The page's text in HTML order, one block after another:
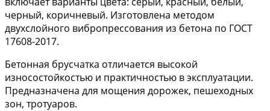
черный, коричневый. Изготовлена методом
двухслойного вибропрессования из бетона по ГОСТ
17608-2017.
Бетонная брусчатка отличается высокой
износостойкостью и практичностью в эксплуатации.
Предназначена для мощения дорожек, пешеходных
зон, тротуаров.